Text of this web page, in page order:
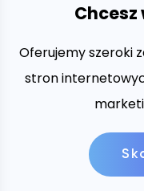
Chcesz
Oferujemy szeroki
stron